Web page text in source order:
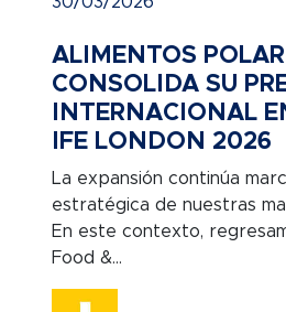
ALIMENTOS
CONSOLIDA SU
INTERNACIONAL
IFE LONDON 2026
La expansión continúa
estratégica de nuestras
En este contexto,
Food &...